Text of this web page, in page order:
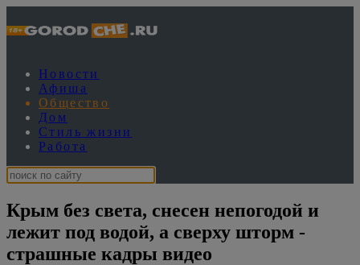
Новости
Афиша
Общество
Дом
Стиль жизни
Работа
Крым без света, снесен непогодой и
лежит под водой, а сверху шторм -
страшные кадры видео